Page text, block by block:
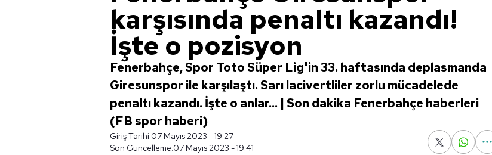
karşısında penaltı kazandı!
İşte o pozisyon
Fenerbahçe, Spor Toto Süper Lig'in 33. haftasında deplasmanda
Giresunspor ile karşılaştı. Sarı lacivertliler zorlu mücadelede
penaltı kazandı. İşte o anlar... | Son dakika Fenerbahçe haberleri
(FB spor haberi)
Giriş Tarihi:07 Mayıs 2023 - 19:27
Son Güncelleme:07 Mayıs 2023 - 19:41